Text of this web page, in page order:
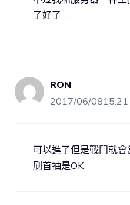
了好了……
RON
2017/06/0815:21
可以進了但是戰鬥就
刷首抽是OK